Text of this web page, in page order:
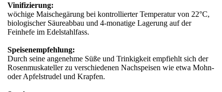
Vinifizierung:
wöchige Maischegärung bei kontrollierter Temperatur von 22°C,
biologischer Säureabbau und 4-monatige Lagerung auf der
Feinhefe im Edelstahlfass.
Speisenempfehlung:
Durch seine angenehme Süße und Trinkigkeit empfiehlt sich der
Rosenmuskateller zu verschiedenen Nachspeisen wie etwa Mohn-
oder Apfelstrudel und Krapfen.